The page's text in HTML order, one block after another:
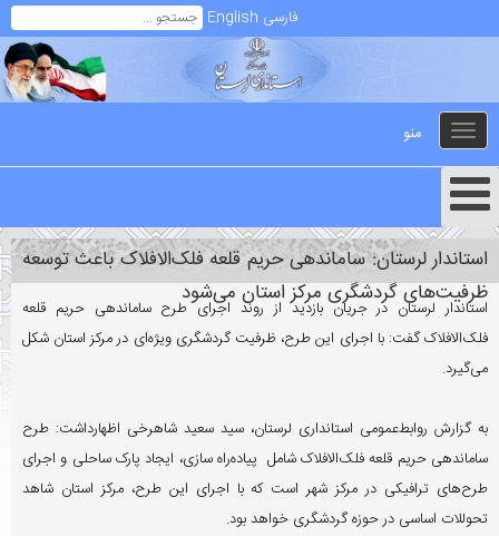
فارسی English
Toggle
navigation
منو
استاندار لرستان: ساماندهی حریم قلعه فلک‌الافلاک باعث توسعه
ظرفیت‌های گردشگری مرکز استان می‌شود
استاندار لرستان در جریان بازدید از روند اجرای طرح ساماندهی حریم قلعه
فلک‌الافلاک گفت: با اجرای این طرح، ظرفیت گردشگری ویژه‌ای در مرکز استان شکل
می‌گیرد.
به گزارش روابط‌عمومی استانداری لرستان، سید سعید شاهرخی اظهارداشت: طرح
ساماندهی حریم قلعه فلک‌الافلاک شامل پیاده‌راه سازی، ایجاد پارک ساحلی و اجرای
طرح‌های ترافیکی در مرکز شهر است که با اجرای این طرح، مرکز استان شاهد
تحوللات اساسی در حوزه گردشگری خواهد بود.